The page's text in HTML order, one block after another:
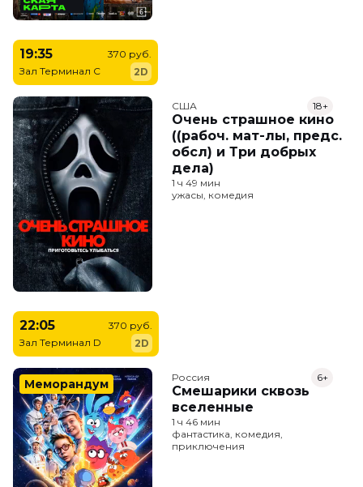
19:35
Зал Терминал C
370 руб.
2D
США
Очень страшное кино
((рабоч. мат-лы, предс.
обсл) и Три добрых
дела)
18+
1 ч 49 мин
ужасы, комедия
22:05
Зал Терминал D
370 руб.
2D
Меморандум Россия
Смешарики сквозь
вселенные
6+
1 ч 46 мин
фантастика, комедия,
приключения